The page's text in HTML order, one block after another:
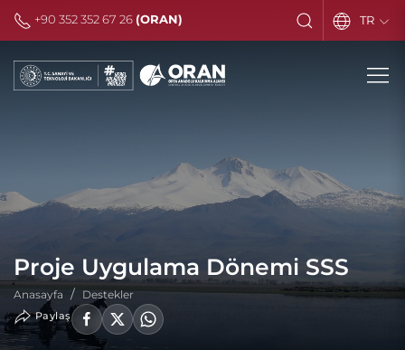
+90 352 352 67 26 (ORAN) TR
Proje Uygulama Dönemi SSS
Anasayfa Destekler
Paylaş